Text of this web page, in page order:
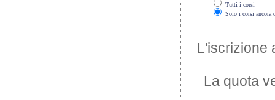
Tutti i corsi
Solo i corsi ancora
L'iscrizione
La quota